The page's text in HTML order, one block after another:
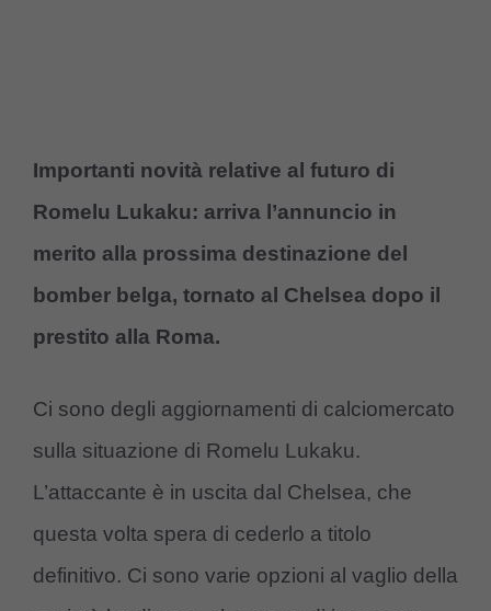
Importanti novità relative al futuro di
Romelu Lukaku: arriva l’annuncio in
merito alla prossima destinazione del
bomber belga, tornato al Chelsea dopo il
prestito alla Roma.
Ci sono degli aggiornamenti di calciomercato
sulla situazione di Romelu Lukaku.
L’attaccante è in uscita dal Chelsea, che
questa volta spera di cederlo a titolo
definitivo. Ci sono varie opzioni al vaglio della